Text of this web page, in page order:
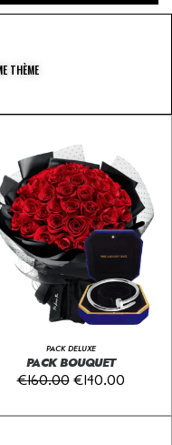
THÈME
PACK DELUXE
PACK BOUQUET
€160.00 €140.00